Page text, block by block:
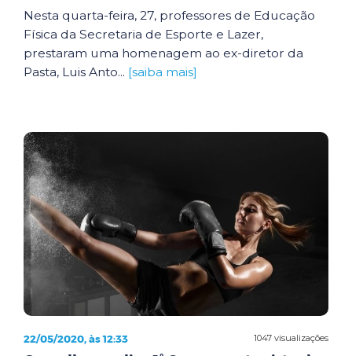
Nesta quarta-feira, 27, professores de Educação
Física da Secretaria de Esporte e Lazer,
prestaram uma homenagem ao ex-diretor da
Pasta, Luis Anto... [saiba mais]
1047 visualizações
22/05/2020, às 12:33